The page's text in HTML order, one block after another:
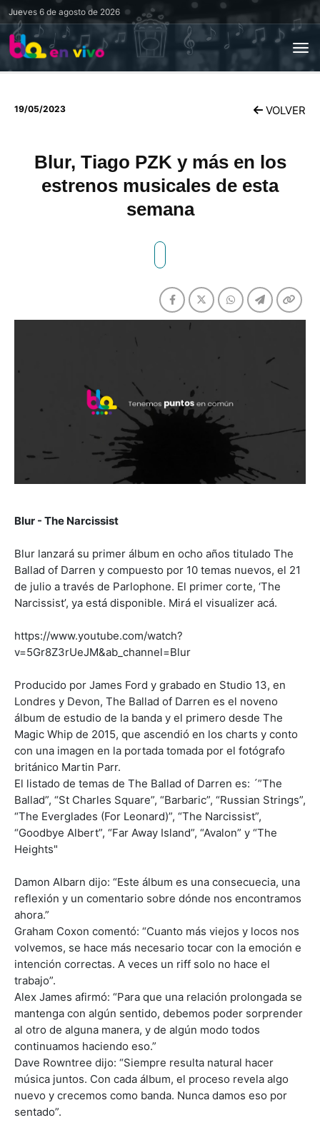
Jueves 6 de agosto de 2026
19/05/2023 VOLVER
Blur, Tiago PZK y más en los
estrenos musicales de esta
semana
Blur - The Narcissist
Blur lanzará su primer álbum en ocho años titulado The
Ballad of Darren y compuesto por 10 temas nuevos, el 21
de julio a través de Parlophone. El primer corte, ‘The
Narcissist’, ya está disponible. Mirá el visualizer acá.
https://www.youtube.com/watch?
v=5Gr8Z3rUeJM&ab_channel=Blur
Producido por James Ford y grabado en Studio 13, en
Londres y Devon, The Ballad of Darren es el noveno
álbum de estudio de la banda y el primero desde The
Magic Whip de 2015, que ascendió en los charts y conto
con una imagen en la portada tomada por el fotógrafo
británico Martin Parr.
El listado de temas de The Ballad of Darren es: ´”The
Ballad”, “St Charles Square”, “Barbaric”, “Russian Strings”,
“The Everglades (For Leonard)”, “The Narcissist”,
“Goodbye Albert”, “Far Away Island”, “Avalon” y “The
Heights"
Damon Albarn dijo: “Este álbum es una consecuecia, una
reflexión y un comentario sobre dónde nos encontramos
ahora.”
Graham Coxon comentó: “Cuanto más viejos y locos nos
volvemos, se hace más necesario tocar con la emoción e
intención correctas. A veces un riff solo no hace el
trabajo”.
Alex James afirmó: “Para que una relación prolongada se
mantenga con algún sentido, debemos poder sorprender
al otro de alguna manera, y de algún modo todos
continuamos haciendo eso.”
Dave Rowntree dijo: “Siempre resulta natural hacer
música juntos. Con cada álbum, el proceso revela algo
nuevo y crecemos como banda. Nunca damos eso por
sentado”.